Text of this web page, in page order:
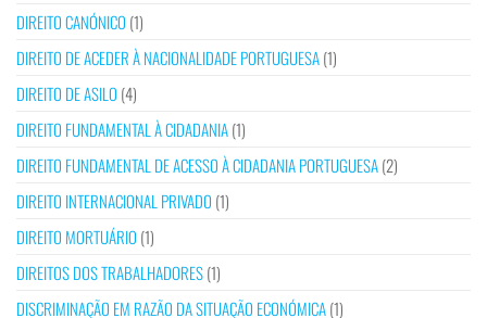
DIREITO CANÓNICO (1)
DIREITO DE ACEDER À NACIONALIDADE PORTUGUESA(1)
DIREITO DE ASILO (4)
DIREITO FUNDAMENTAL À CIDADANIA(1)
DIREITO FUNDAMENTAL DE ACESSO À CIDADANIA PORTUGUESA(2)
DIREITO INTERNACIONAL PRIVADO (1)
DIREITO MORTUÁRIO (1)
DIREITOS DOS TRABALHADORES(1)
DISCRIMINAÇÃO EM RAZÃO DA SITUAÇÃO ECONÓMICA(1)